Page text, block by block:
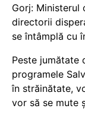
Gorj: Ministerul
directorii
se întâmplă cu
Peste jumătate
programele
în străinătate,
vor să se mute